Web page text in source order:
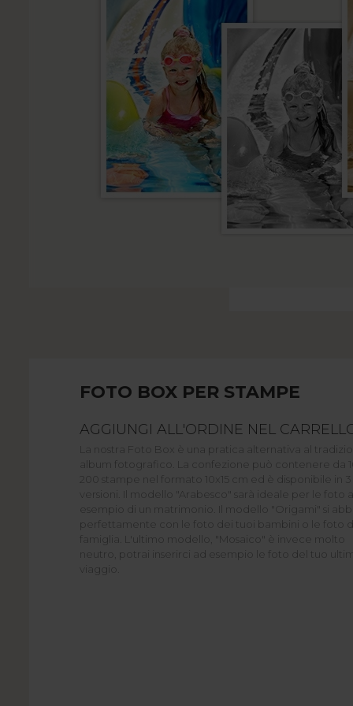
FOTO BOX PER STAMPE
AGGIUNGI ALL'ORDINE NEL
La nostra Foto Box è una pratica alternativa al
album fotografico. La confezione può contenere da
200 stampe nel formato 10x15 cm ed è disponibile in 3
versioni. Il modello "Arabesco" sarà ideale per le foto
esempio di un matrimonio. Il modello "Origami" si
perfettamente con le foto dei tuoi bambini o le foto di
famiglia. L'ultimo modello, "Mosaico" è invece molto
neutro, potrai inserirci ad esempio le foto del tuo
viaggio.